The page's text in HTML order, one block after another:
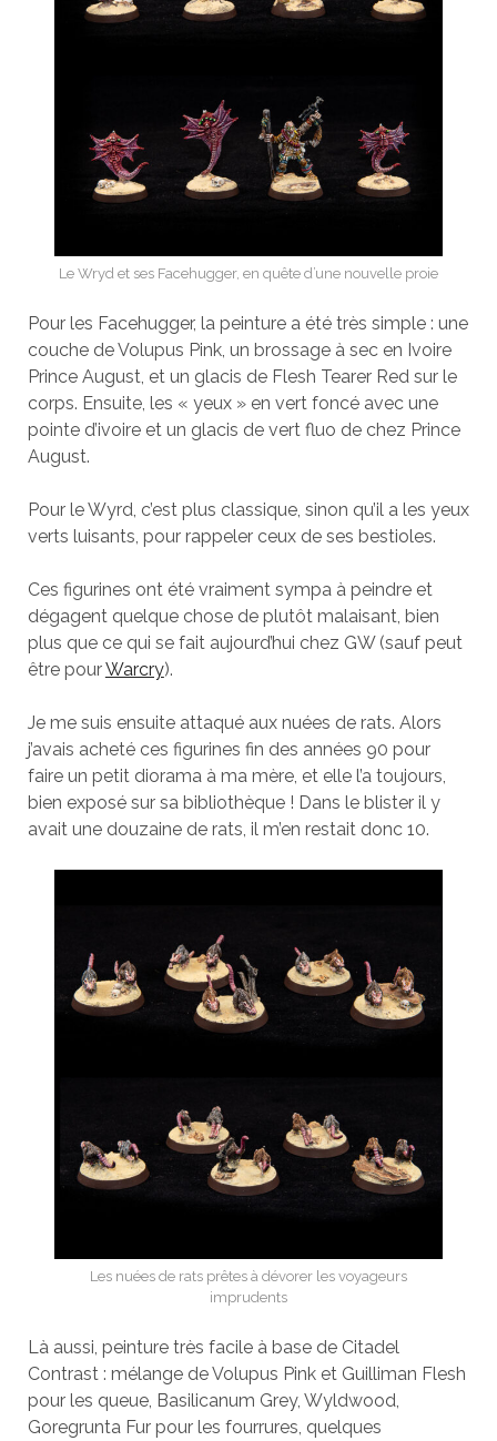
Le Wryd et ses Facehugger, en quête d’une nouvelle proie
Pour les Facehugger, la peinture a été très simple : une
couche de Volupus Pink, un brossage à sec en Ivoire
Prince August, et un glacis de Flesh Tearer Red sur le
corps. Ensuite, les « yeux » en vert foncé avec une
pointe d’ivoire et un glacis de vert fluo de chez Prince
August.
Pour le Wyrd, c’est plus classique, sinon qu’il a les yeux
verts luisants, pour rappeler ceux de ses bestioles.
Ces figurines ont été vraiment sympa à peindre et
dégagent quelque chose de plutôt malaisant, bien
plus que ce qui se fait aujourd’hui chez GW (sauf peut
être pourWarcry).
Je me suis ensuite attaqué aux nuées de rats. Alors
j’avais acheté ces figurines fin des années 90 pour
faire un petit diorama à ma mère, et elle l’a toujours,
bien exposé sur sa bibliothèque ! Dans le blister il y
avait une douzaine de rats, il m’en restait donc 10.
Les nuées de rats prêtes à dévorer les voyageurs
imprudents
Là aussi, peinture très facile à base de Citadel
Contrast : mélange de Volupus Pink et Guilliman Flesh
pour les queue, Basilicanum Grey, Wyldwood,
Goregrunta Fur pour les fourrures, quelques